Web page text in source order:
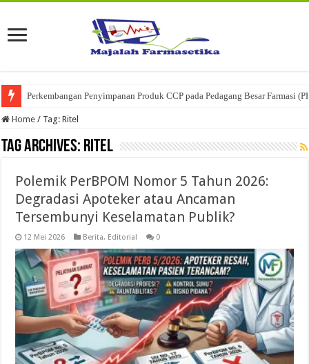
Perkembangan Penyimpanan Produk CCP pada Pedagang Besar Farmasi
Home / Tag:Ritel
Tag Archives: Ritel
Polemik PerBPOM Nomor 5 Tahun 2026:
Degradasi Apoteker atau Ancaman
Tersembunyi Keselamatan Publik?
12 Mei 2026 Berita, Editorial 0